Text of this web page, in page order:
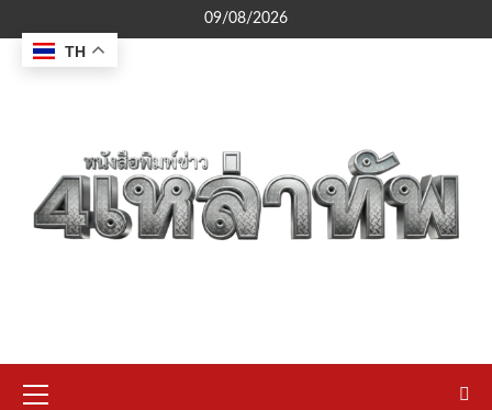
to
content
09/08/2026
Menu
TH